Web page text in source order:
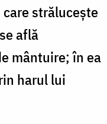
străluceşte
află
mântuire; în ea
harul lui